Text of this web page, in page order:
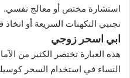
استشارة مختص أو معالج نفسي.
تجنبي التكهنات السريعة أو
ابي اسحر زوجي
هذه العبارة تختصر الكثير من
النساء في استخدام السحر